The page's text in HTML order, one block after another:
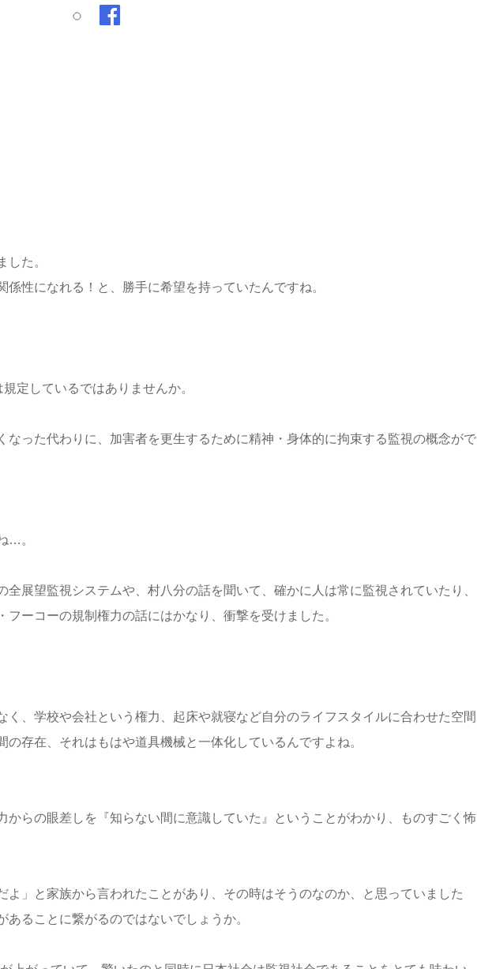
た。
性になれる！と、勝手に希望を持っていたんですね。
定しているではありませんか。
った代わりに、加害者を更生するために精神・身体的に拘束する監視の概念がで
…。
展望監視システムや、村八分の話を聞いて、確かに人は常に監視されていたり、
ーコーの規制権力の話にはかなり、衝撃を受けました。
、学校や会社という権力、起床や就寝など自分のライフスタイルに合わせた空間
存在、それはもはや道具機械と一体化しているんですよね。
らの眼差しを『知らない間に意識していた』ということがわかり、ものすごく怖
」と家族から言われたことがあり、その時はそうのなのか、と思っていました
ることに繋がるのではないでしょうか。